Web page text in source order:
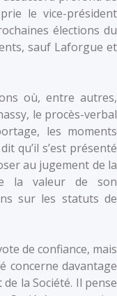
le vice-président
élections du
sauf Laforgue et
où, entre autres,
le procès-verbal
les moments
qu’il s’est présenté
au jugement de la
la valeur de son
sur les statuts de
de confiance, mais
concerne davantage
la Société. Il pense